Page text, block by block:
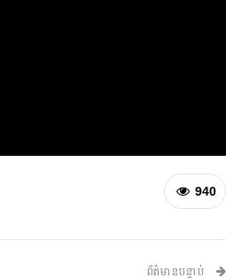
940
ព័ត៌មានបន្ទាប់